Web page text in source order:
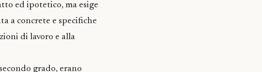
ed ipotetico, ma esige
a concrete e specifiche
di lavoro e alla
grado, erano